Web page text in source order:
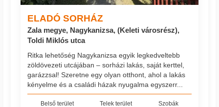
ELADÓ SORHÁZ
Zala megye, Nagykanizsa, (Keleti városrész),
Toldi Miklós utca
Ritka lehetőség Nagykanizsa egyik legkedveltebb
zöldövezeti utcájában – sorházi lakás, saját kerttel,
garázzsal! Szeretne egy olyan otthont, ahol a lakás
kényelme és a családi házak nyugalma egyszerr...
Belső terület Telek terület Szobák